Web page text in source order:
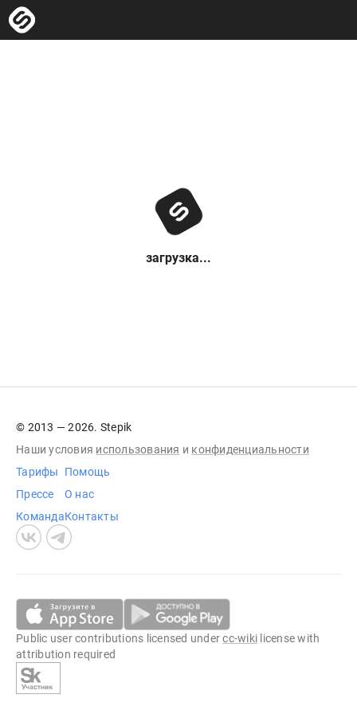
загрузка...
© 2013 — 2026. Stepik
Наши условия использования и конфиденциальности
Тарифы
Прессе
Команда
Помощь
О нас
Контакты
Public user contributions licensed undercc-wiki license with
attribution required